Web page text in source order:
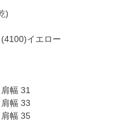
)
イエロー
幅 31
幅 33
幅 35